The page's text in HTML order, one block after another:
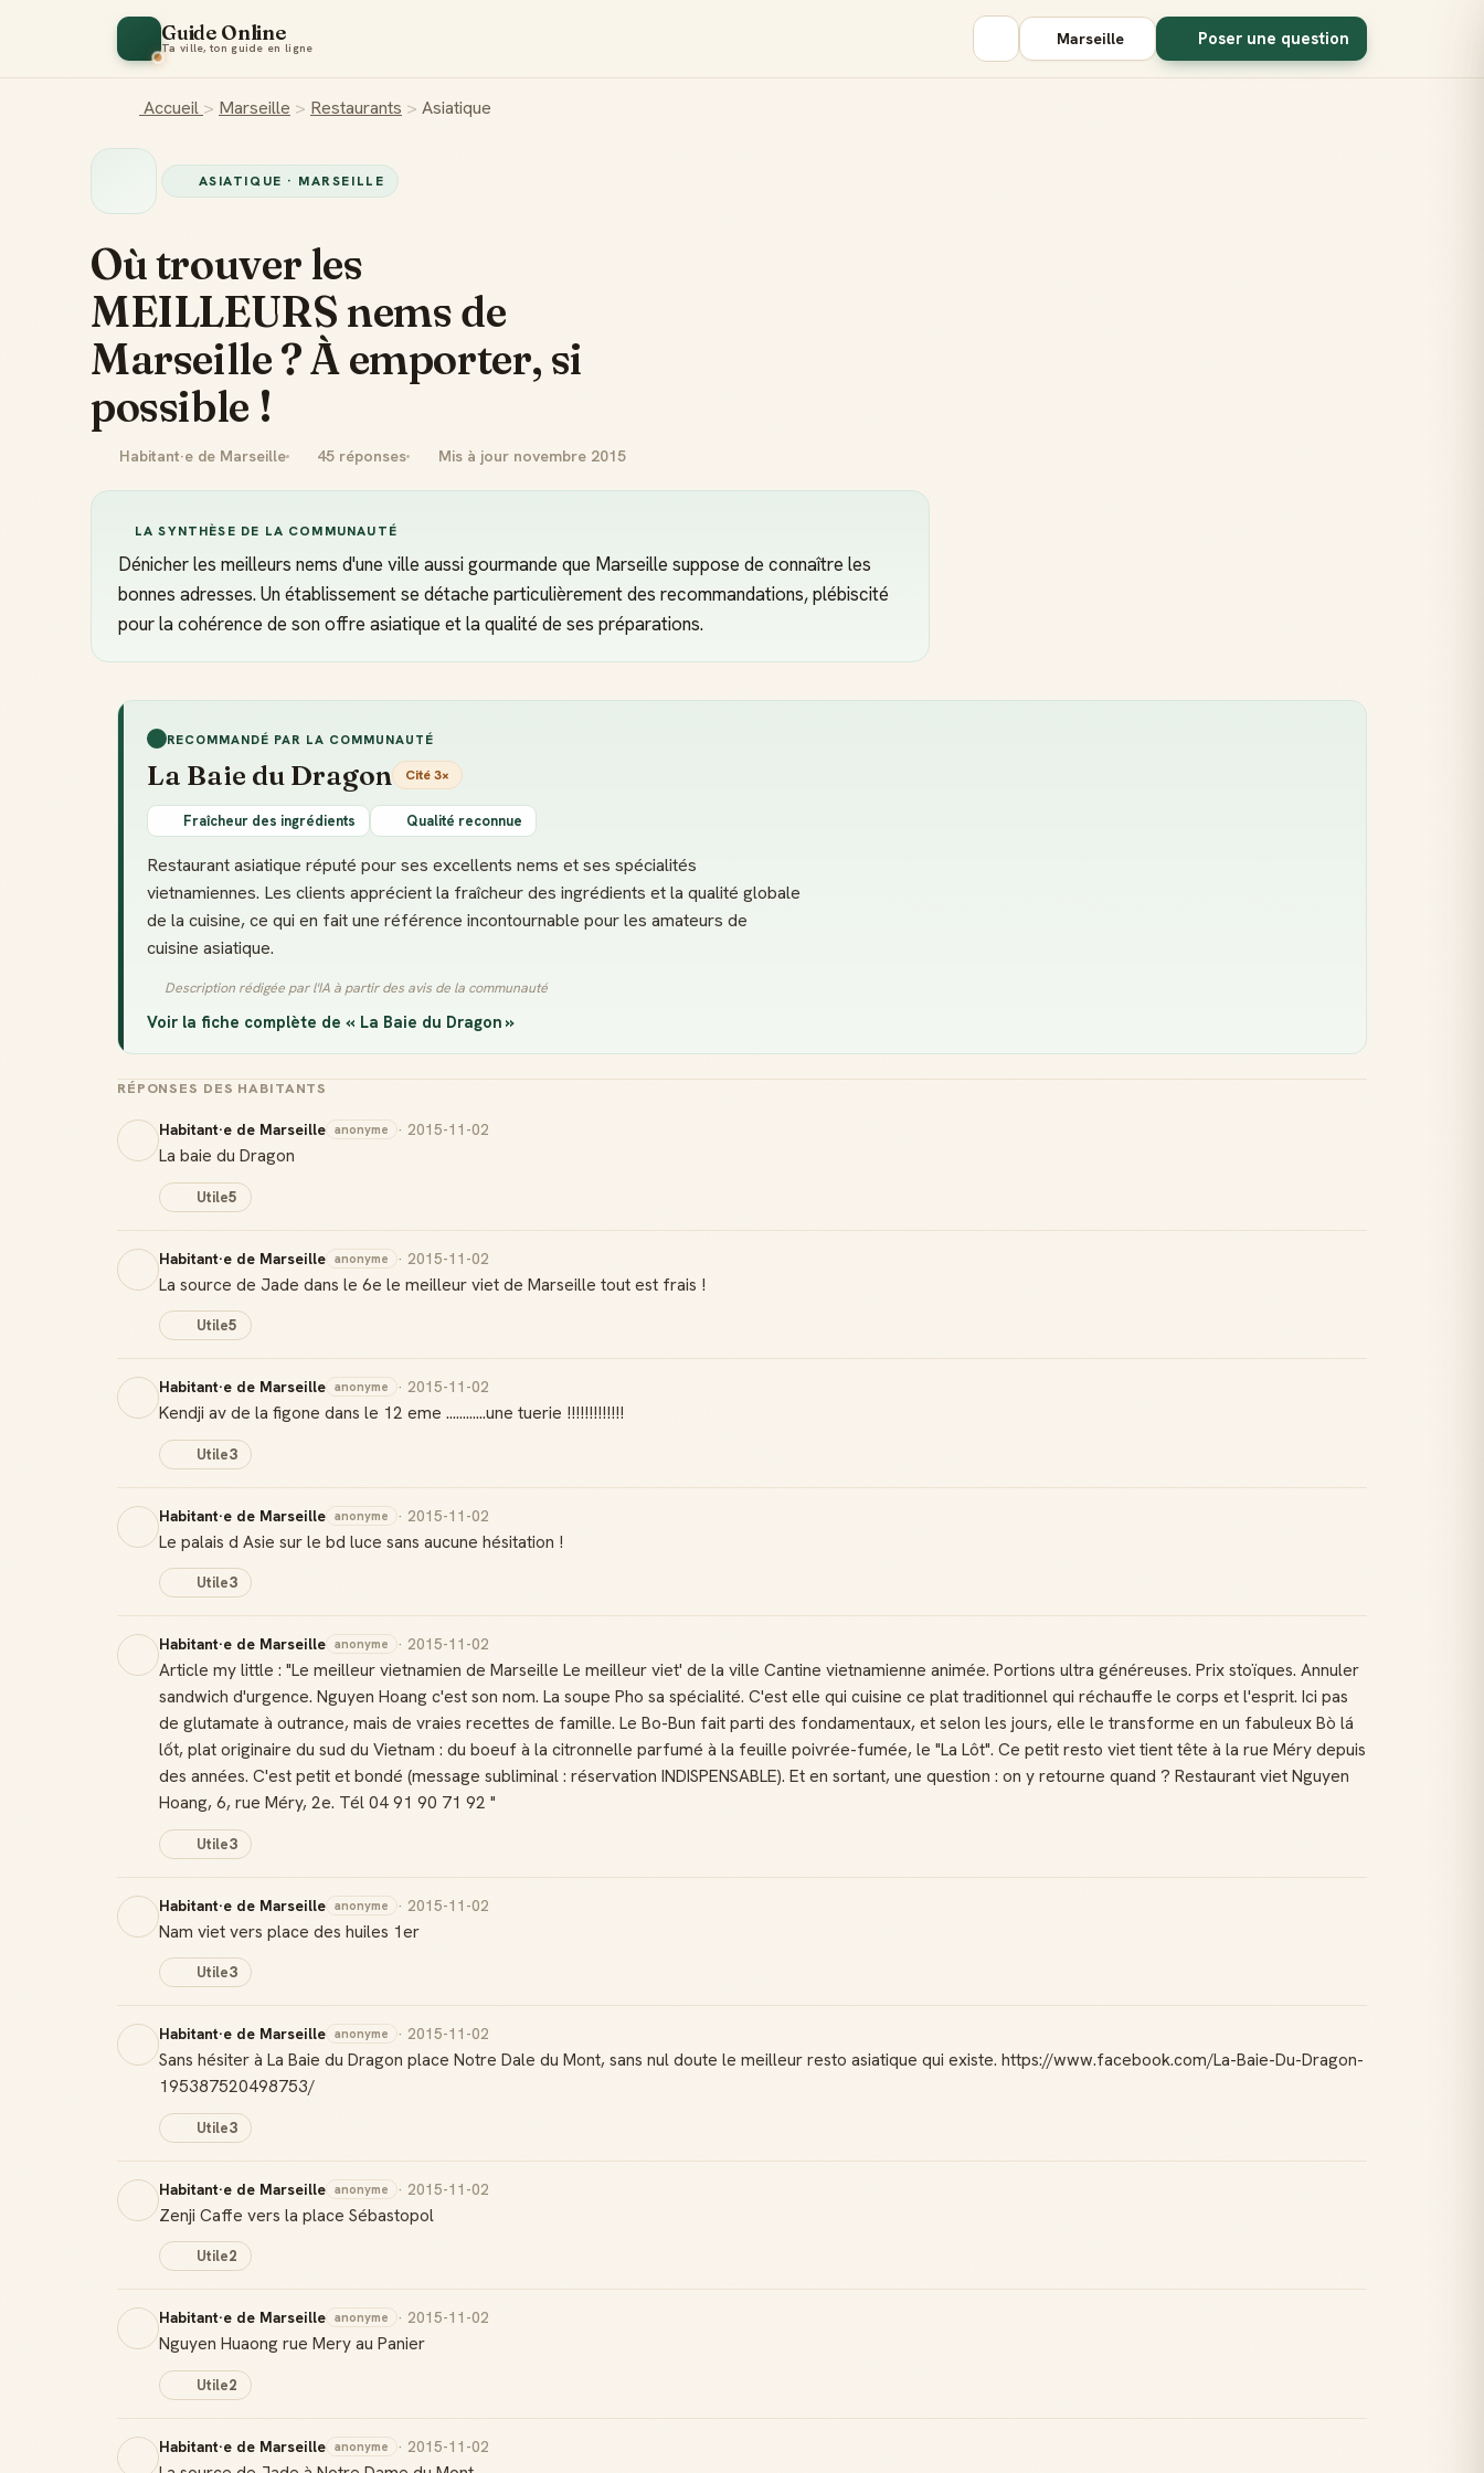
Guide Online
Ta ville, ton guide en ligne Marseille Poser une question
Accueil > Marseille > Restaurants > Asiatique
ASIATIQUE · MARSEILLE
Où trouver les
MEILLEURS nems de
Marseille ? À emporter, si
possible !
Habitant·e de Marseille 45 réponses Mis à jour novembre 2015
LA SYNTHÈSE DE LA COMMUNAUTÉ
Dénicher les meilleurs nems d'une ville aussi gourmande que Marseille suppose de connaître les
bonnes adresses. Un établissement se détache particulièrement des recommandations, plébiscité
pour la cohérence de son offre asiatique et la qualité de ses préparations.
RECOMMANDÉ PAR LA COMMUNAUTÉ
La Baie du Dragon Cité 3×
Fraîcheur des ingrédients Qualité reconnue
Restaurant asiatique réputé pour ses excellents nems et ses spécialités
vietnamiennes. Les clients apprécient la fraîcheur des ingrédients et la qualité globale
de la cuisine, ce qui en fait une référence incontournable pour les amateurs de
cuisine asiatique.
Description rédigée par l'IA à partir des avis de la communauté
Voir la fiche complète de « La Baie du Dragon »
RÉPONSES DES HABITANTS
Habitant·e de Marseille anonyme · 2015-11-02
La baie du Dragon
Utile5
Habitant·e de Marseille anonyme · 2015-11-02
La source de Jade dans le 6e le meilleur viet de Marseille tout est frais !
Utile5
Habitant·e de Marseille anonyme · 2015-11-02
Kendji av de la figone dans le 12 eme ............une tuerie !!!!!!!!!!!!!
Utile3
Habitant·e de Marseille anonyme · 2015-11-02
Le palais d Asie sur le bd luce sans aucune hésitation !
Utile3
Habitant·e de Marseille anonyme · 2015-11-02
Article my little : "Le meilleur vietnamien de Marseille Le meilleur viet' de la ville Cantine vietnamienne animée. Portions ultra généreuses. Prix stoïques. Annuler
sandwich d'urgence. Nguyen Hoang c'est son nom. La soupe Pho sa spécialité. C'est elle qui cuisine ce plat traditionnel qui réchauffe le corps et l'esprit. Ici pas
de glutamate à outrance, mais de vraies recettes de famille. Le Bo-Bun fait parti des fondamentaux, et selon les jours, elle le transforme en un fabuleux Bò lá
lốt, plat originaire du sud du Vietnam : du boeuf à la citronnelle parfumé à la feuille poivrée-fumée, le "La Lôt". Ce petit resto viet tient tête à la rue Méry depuis
des années. C'est petit et bondé (message subliminal : réservation INDISPENSABLE). Et en sortant, une question : on y retourne quand ? Restaurant viet Nguyen
Hoang, 6, rue Méry, 2e. Tél 04 91 90 71 92 "
Utile3
Habitant·e de Marseille anonyme · 2015-11-02
Nam viet vers place des huiles 1er
Utile3
Habitant·e de Marseille anonyme · 2015-11-02
Sans hésiter à La Baie du Dragon place Notre Dale du Mont, sans nul doute le meilleur resto asiatique qui existe. https://www.facebook.com/La-Baie-Du-Dragon-
195387520498753/
Utile3
Habitant·e de Marseille anonyme · 2015-11-02
Zenji Caffe vers la place Sébastopol
Utile2
Habitant·e de Marseille anonyme · 2015-11-02
Nguyen Huaong rue Mery au Panier
Utile2
Habitant·e de Marseille anonyme · 2015-11-02
Local
réputation